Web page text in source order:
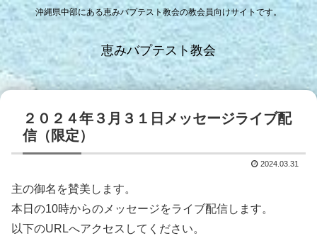
沖縄県中部にある恵みバプテスト教会の教会員向けサイトです。
恵みバプテスト教会
２０２４年３月３１日メッセージライブ配
信（限定）
2024.03.31
主の御名を賛美します。
本日の10時からのメッセージをライブ配信します。
以下のURLへアクセスしてください。